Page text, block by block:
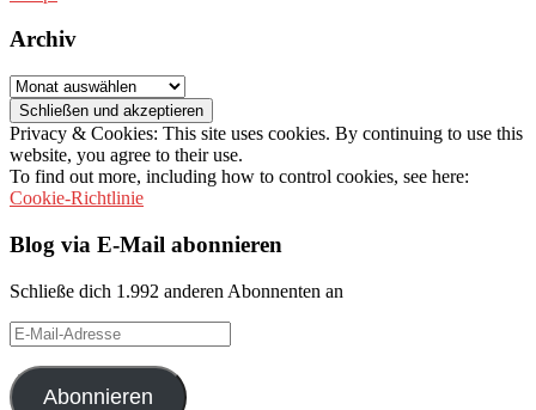
Archiv
Archiv
Privacy & Cookies: This site uses cookies. By continuing to use this
website, you agree to their use.
To find out more, including how to control cookies, see here:
Cookie-Richtlinie
Blog via E-Mail abonnieren
Schließe dich 1.992 anderen Abonnenten an
E-
Mail-
Adresse
Abonnieren